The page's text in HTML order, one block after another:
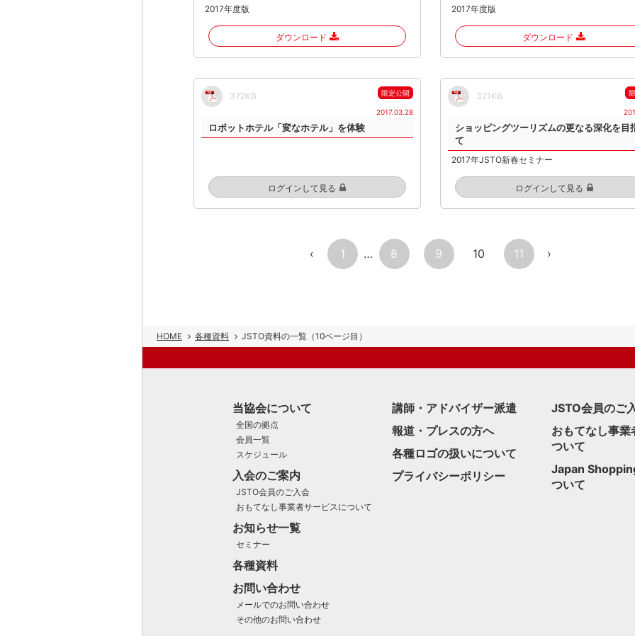
2017年度版
ダウンロード
2017年度版
ダウンロード
372KB 限定公開
2017.03.28
ロボットホテル「変なホテル」を体験
ログインして見る
321KB
ショッピングツーリズムの更なる深化を目
て
2017年JSTO新春セミナー
ログインして見る
‹ 1 … 8 9 10 11 ›
HOME 各種資料 JSTO資料の一覧（10ページ目）
当協会について
全国の拠点
会員一覧
スケジュール
入会のご案内
JSTO会員のご入会
おもてなし事業者サービスについて
お知らせ一覧
セミナー
各種資料
お問い合わせ
メールでのお問い合わせ
その他のお問い合わせ
講師・アドバイザー派遣
報道・プレスの方へ
各種ロゴの扱いについて
プライバシーポリシー
JSTO会員のご
おもてなし事業
ついて
Japan
ついて